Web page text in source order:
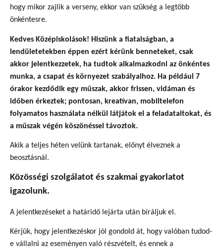
hogy mikor zajlik a verseny, ekkor van szükség a legtöbb
önkéntesre.
Kedves Középiskolások! Hiszünk a fiatalságban, a
lendületetekben éppen ezért kérünk benneteket, csak
akkor jelentkezzetek, ha tudtok alkalmazkodni az önkéntes
munka, a csapat és környezet szabályaihoz. Ha például 7
órakor kezdődik egy műszak, akkor frissen, vidáman és
időben érkeztek; pontosan, kreatívan, mobiltelefon
folyamatos használata nélkül látjátok el a feladataitokat, és
a műszak végén köszönéssel távoztok.
Akik a teljes héten velünk tartanak, előnyt élveznek a
beosztásnál.
Közösségi szolgálatot és szakmai gyakorlatot
igazolunk.
A jelentkezéseket a határidő lejárta után bíráljuk el.
Kérjük, hogy jelentkezéskor jól gondold át, hogy valóban tudod-
e vállalni az eseményen való részvételt, és ennek a